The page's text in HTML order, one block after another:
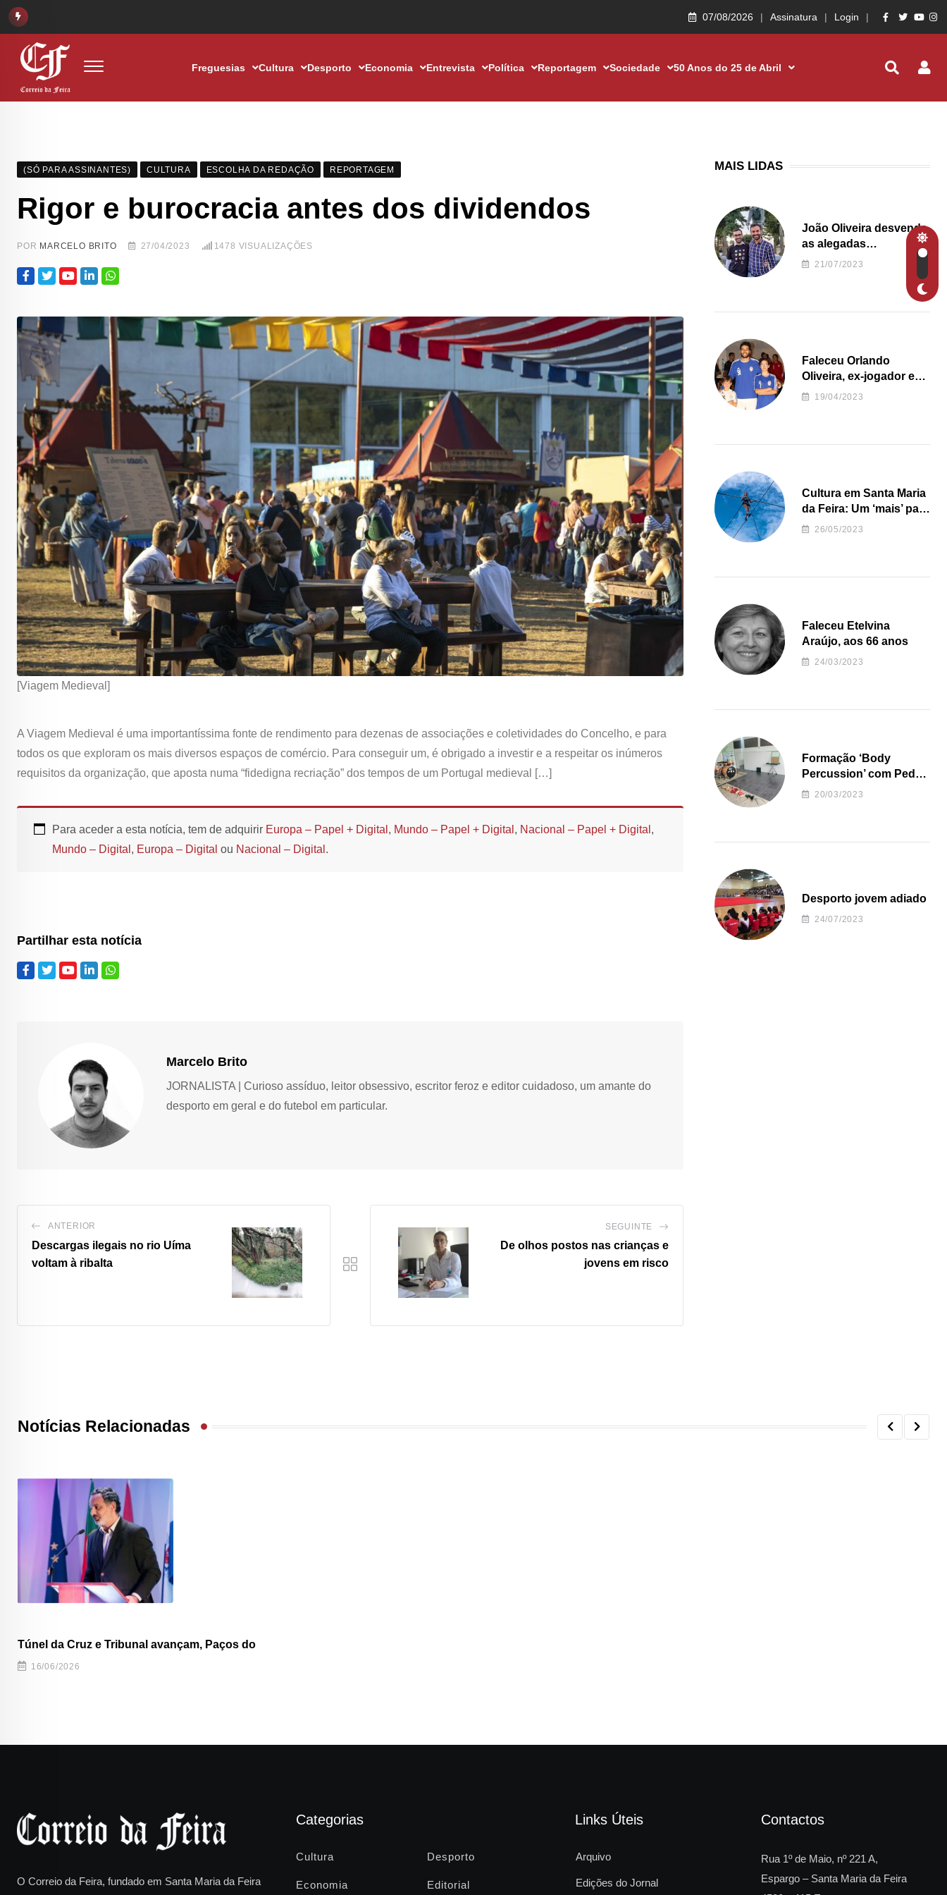
07/08/2026 Assinatura Login
Freguesias Cultura Desporto Economia Entrevista Política Reportagem Sociedade 50 Anos do 25 de Abril
(SÓ PARA ASSINANTES) CULTURA ESCOLHA DA REDAÇÃO REPORTAGEM
Rigor e burocracia antes dos dividendos
POR MARCELO BRITO 27/04/2023 1478 VISUALIZAÇÕES
[Viagem Medieval]
A Viagem Medieval é uma importantíssima fonte de rendimento para dezenas de associações e coletividades do Concelho, e para
todos os que exploram os mais diversos espaços de comércio. Para conseguir um, é obrigado a investir e a respeitar os inúmeros
requisitos da organização, que aposta numa “fidedigna recriação” dos tempos de um Portugal medieval […]
Para aceder a esta notícia, tem de adquirir Europa – Papel + Digital , Mundo – Papel + Digital , Nacional – Papel + Digital ,
Mundo – Digital , Europa – Digital ou Nacional – Digital .
Partilhar esta notícia
Marcelo Brito
JORNALISTA | Curioso assíduo, leitor obsessivo, escritor feroz e editor cuidadoso, um amante do
desporto em geral e do futebol em particular.
ANTERIOR
Descargas ilegais no rio Uíma
voltam à ribalta
SEGUINTE
De olhos postos nas crianças e
jovens em risco
MAIS LIDAS
João Oliveira desvenda
as alegadas
irregularidades da
Junta de Freguesia S.
21/07/2023
Faleceu Orlando
Oliveira, ex-jogador e
treinador da formação
19/04/2023
Cultura em Santa Maria
da Feira: Um ‘mais’ para
o Concelho
26/05/2023
Faleceu Etelvina
Araújo, aos 66 anos
24/03/2023
Formação ‘Body
Percussion’ com Pedro
Almeida
20/03/2023
Desporto jovem adiado
24/07/2023
Notícias Relacionadas
Túnel da Cruz e Tribunal avançam, Paços do
16/06/2026
O Correio da Feira, fundado em Santa Maria da Feira
Categorias
Cultura Desporto
Economia Editorial
Links Úteis
Arquivo
Edições do Jornal
Contactos
Rua 1º de Maio, nº 221 A,
Espargo – Santa Maria da Feira